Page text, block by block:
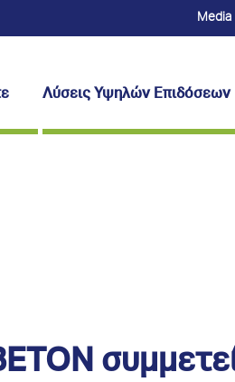
Media
Λύσεις Υψηλών Επιδόσεων